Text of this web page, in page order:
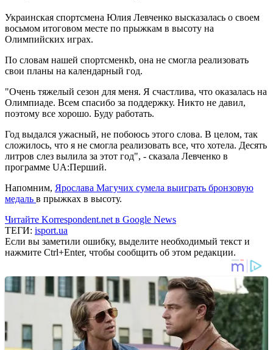
Украинская спортсмена Юлия Левченко высказалась о своем
восьмом итоговом месте по прыжкам в высоту на
Олимпийских играх.
По словам нашей спортсменкb, она не смогла реализовать
свои планы на календарный год.
"Очень тяжелый сезон для меня. Я счастлива, что оказалась на
Олимпиаде. Всем спасибо за поддержку. Никто не давил,
поэтому все хорошо. Буду работать.
Год выдался ужасный, не побоюсь этого слова. В целом, так
сложилось, что я не смогла реализовать все, что хотела. Десять
литров слез вылила за этот год", - сказала Левченко в
программе UA:Перший.
Напомним, Ярослава Магучих сумела выиграть бронзовую
медаль в прыжках в высоту.
Читайте Korrespondent.net в Google News
ТЕГИ: isport.ua
Если вы заметили ошибку, выделите необходимый текст и
нажмите Ctrl+Enter, чтобы сообщить об этом редакции.